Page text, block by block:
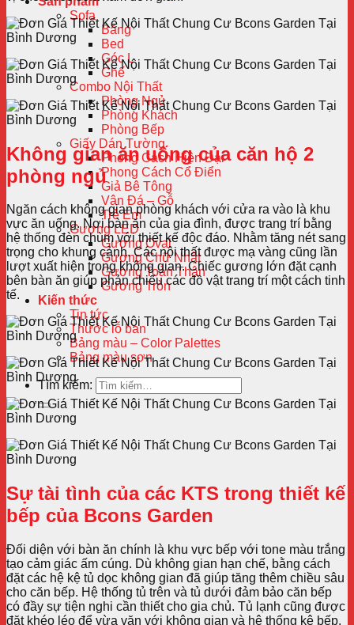
Sofa
Băng
Bed
Góc L
Ghế
Combo Nội Thất
Phòng Ngủ
Phòng Khách
Phòng Bếp
Giấy Dán Tường
Phong Cách Hiện Đại
Phong Cách Cổ Điển
Giả Bê Tông
Vân Đá – Gỗ
Trẻ Em
Gương LED
Gương Oval
Gương Chữ Nhật
Gương Toàn Thân
Gương Tròn
Kiến thức
Tin tức
Thước lỗ ban
Bảng màu – Color Palettes
Bảng màu sơn
Tìm kiếm:
Không gian ăn uống của căn hộ 2
phòng ngủ
Ngăn cách không gian phòng khách với cửa ra vào là khu
vực ăn uống. Nơi bàn ăn của gia đình, được trang trí bằng
hệ thống đèn chùm với thiết kế độc đáo. Nhằm tăng nét sang
trọng cho khung cảnh. Các nội thất được mạ vàng cũng lần
lượt xuất hiện trong không gian. Chiếc gương lớn đặt cạnh
bên bàn ăn giúp phản chiếu các đồ vật trang trí một cách tinh
tế.
Sự tài tình của các KTS trong thiết kế
bếp của Bcons Garden
Đối diện với bàn ăn chính là khu vực bếp với tone màu trắng
tạo cảm giác ấm cúng. Dù không gian hạn chế, bằng cách
đặt các hệ kệ tủ dọc không gian đã giúp tăng thêm chiều sâu
cho căn bếp. Hệ thống tủ trên và tủ dưới đảm bảo căn bếp
có đầy sự tiện nghi cần thiết cho gia chủ. Tủ lạnh cũng được
đặt khéo léo để vừa vặn với không gian và hệ thống kệ bếp.